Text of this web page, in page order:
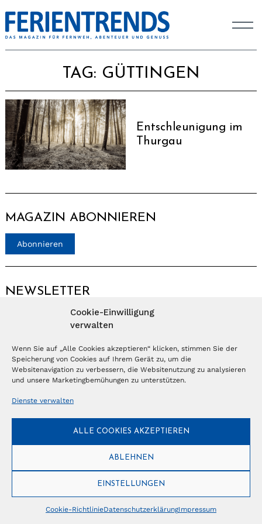
Cookie-Einwilligung
verwalten
Wenn Sie auf „Alle Cookies akzeptieren“ klicken, stimmen Sie der
Speicherung von Cookies auf Ihrem Gerät zu, um die
Websitenavigation zu verbessern, die Websitenutzung zu analysieren
und unsere Marketingbemühungen zu unterstützen.
Dienste verwalten
ALLE COOKIES AKZEPTIEREN
ABLEHNEN
EINSTELLUNGEN
Cookie-RichtlinieDatenschutzerklärungImpressum
TAG: GÜTTINGEN
Entschleunigung im
Thurgau
MAGAZIN ABONNIEREN
Abonnieren
NEWSLETTER
© Copyright 2026 – Ferientrends // info@tlvg.ch// +41 31 300 30 85 //
Tourismus Lifestyle Verlag GmbH // Frohbergweg 1 - CH-3012 Bern //
Datenschutzerklärung//Impressum